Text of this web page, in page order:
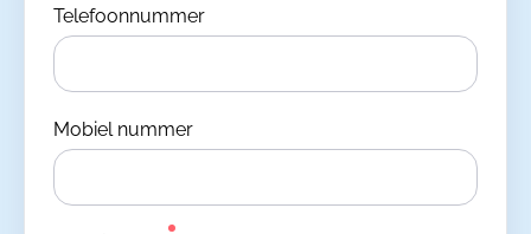
Telefoonnummer
Mobiel nummer